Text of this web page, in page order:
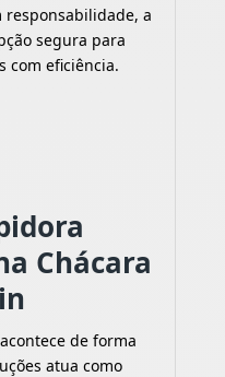
a
segura para
com eficiência.
Chácara
de forma
atua como